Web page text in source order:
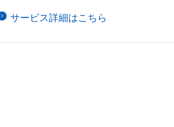
サービス詳細はこちら